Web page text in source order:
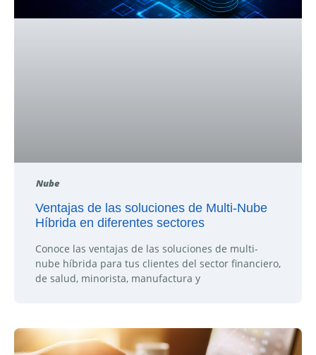
Nube
Ventajas de las soluciones de Multi-Nube
Híbrida en diferentes sectores
Conoce las ventajas de las soluciones de multi-
nube híbrida para tus clientes del sector financiero,
de salud, minorista, manufactura y